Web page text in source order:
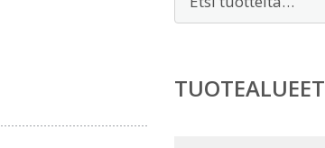
TUOTEALUEET